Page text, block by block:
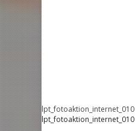
lpt_fotoaktion_internet_010
lpt_fotoaktion_internet_010